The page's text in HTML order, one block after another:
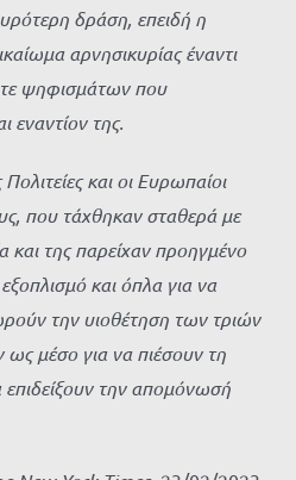
δράση, επειδή η
αρνησικυρίας έναντι
ψηφισμάτων που
εναντίον της.
και οι Ευρωπαίοι
που τάχθηκαν σταθερά με
και της παρείχαν προηγμένο
και όπλα για να
την υιοθέτηση των τριών
μέσο για να πιέσουν τη
επιδείξουν την απομόνωσή